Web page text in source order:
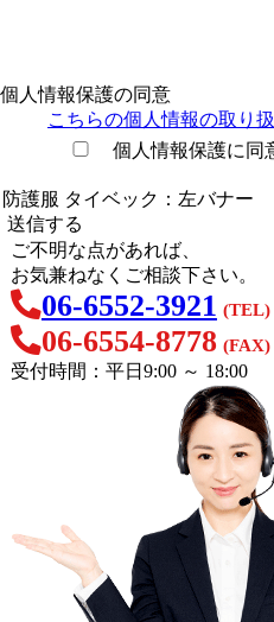
個人情報保護の同意
こちらの個人情報の取り
個人情報保護に同
ご不明な点があれば、
お気兼ねなくご相談下さい。
06-6552-3921 (TEL)
06-6554-8778 (FAX)
受付時間：平日9:00 ～ 18:00